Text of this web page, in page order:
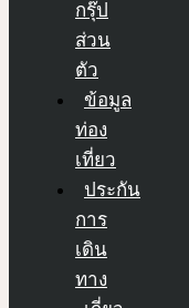
กรุ๊ป
ส่วน
ตัว
ข้อมูล
ท่อง
เที่ยว
ประกัน
การ
เดิน
ทาง